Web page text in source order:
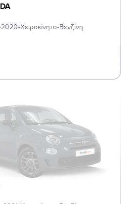
2020•Χειροκίνητο•Βενζίνη